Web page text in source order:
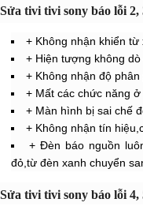
Sửa tivi tivi sony báo lỗi
+ Không nhận khiển
+ Hiện tượng không
+ Không nhận độ
+ Mất các chức năng
+ Màn hình bị sai chế
+ Không nhận tín
+ Đèn báo nguồn
đỏ,từ đèn xanh chuyển
Sửa tivi tivi sony báo lỗi 4,